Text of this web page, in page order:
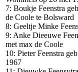
7: Boukje Feenstra
de Coole te Bolsward
8: Geeltje Minke
9: Anke Dieeuwe
met max de Coole
10: Pieter Feenstra
1967